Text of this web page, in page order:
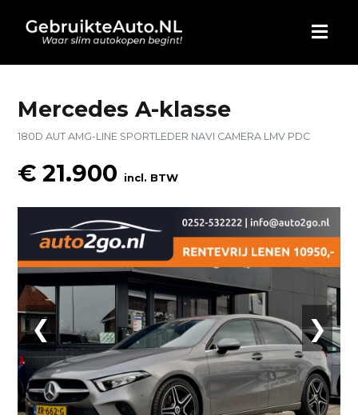
HOME
AUTO KOPEN
BLOG
WIE ZIJN WIJ
CONTACT
Mercedes A-klasse
180D AUT AMG-LINE SPORTLEDER NAVI CAMERA LMV PDC
€ 21.900 incl. BTW
❮ ❯